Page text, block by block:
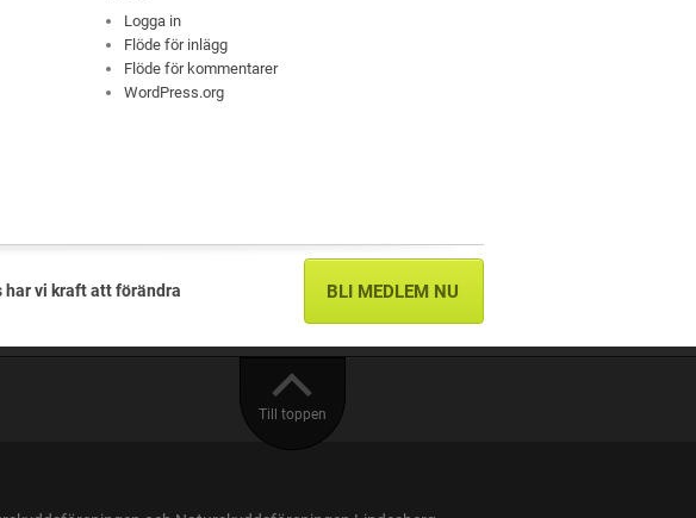
Logga in
Flöde för inlägg
Flöde för kommentarer
WordPress.org
har vi kraft att förändra BLI MEDLEM NU
Till toppen